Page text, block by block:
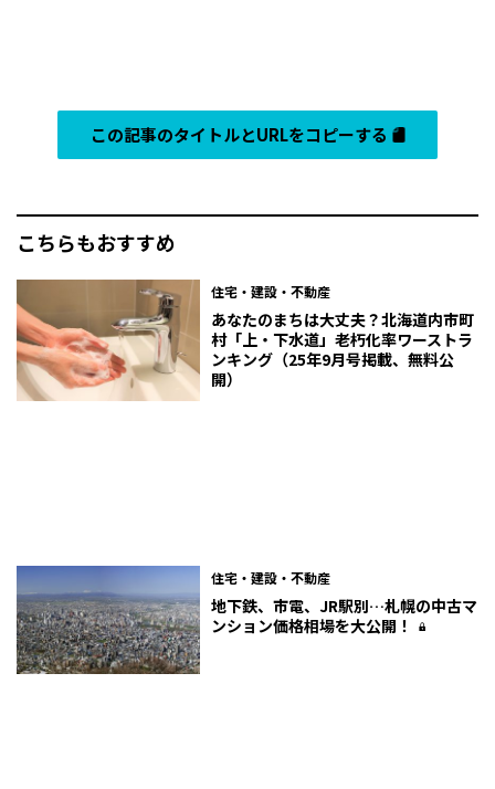
この記事のタイトルとURLをコピーする
こちらもおすすめ
住宅・建設・不動産
あなたのまちは大丈夫？北海道内市町
村「上・下水道」老朽化率ワーストラ
ンキング（25年9月号掲載、無料公
開）
住宅・建設・不動産
地下鉄、市電、JR駅別…札幌の中古マ
ンション価格相場を大公開！